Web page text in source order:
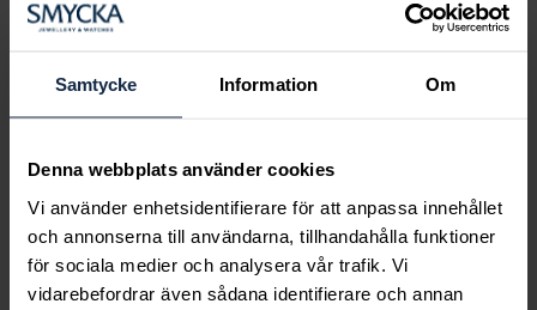
Samtycke Information Om
Denna webbplats använder cookies
Vi använder enhetsidentifierare för att anpassa innehållet
och annonserna till användarna, tillhandahålla funktioner
för sociala medier och analysera vår trafik. Vi
vidarebefordrar även sådana identifierare och annan
drömring för varje tillfälle i livet. Bokar du
perfekt för just din stil och smak.